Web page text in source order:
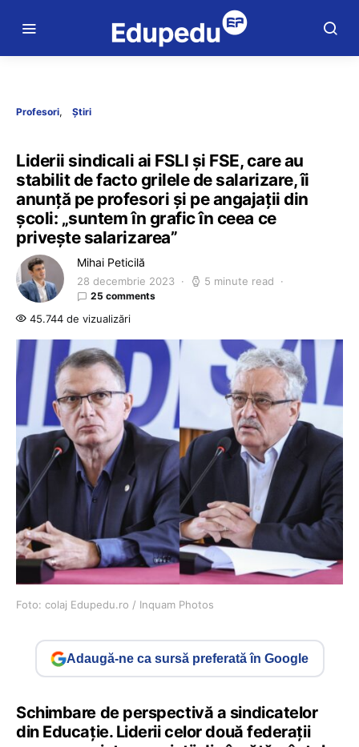
Profesori Știri
Liderii sindicali ai FSLI și FSE, care au
stabilit de facto grilele de salarizare, îi
anunță pe profesori și pe angajații din
școli: „suntem în grafic în ceea ce
privește salarizarea”
Mihai Peticilă
28 decembrie 2023 5 minute read
25 comments
45.744 de vizualizări
Foto: colaj Edupedu.ro / Inquam Photos
Adaugă-ne ca sursă preferată în Google
Schimbare de perspectivă a sindicatelor
din Educație. Liderii celor două federații